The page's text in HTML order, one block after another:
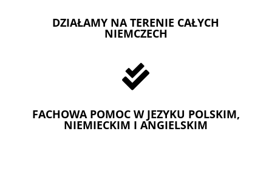
DZIAŁAMY NA TERENIE CAŁYCH
NIEMCZECH

FACHOWA POMOC W JEZYKU POLSKIM,
NIEMIECKIM I ANGIELSKIM